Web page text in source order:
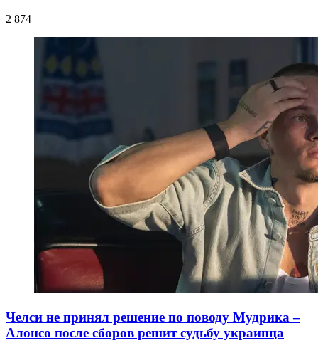
2 874
Челси не принял решение по поводу Мудрика –
Алонсо после сборов решит судьбу украинца